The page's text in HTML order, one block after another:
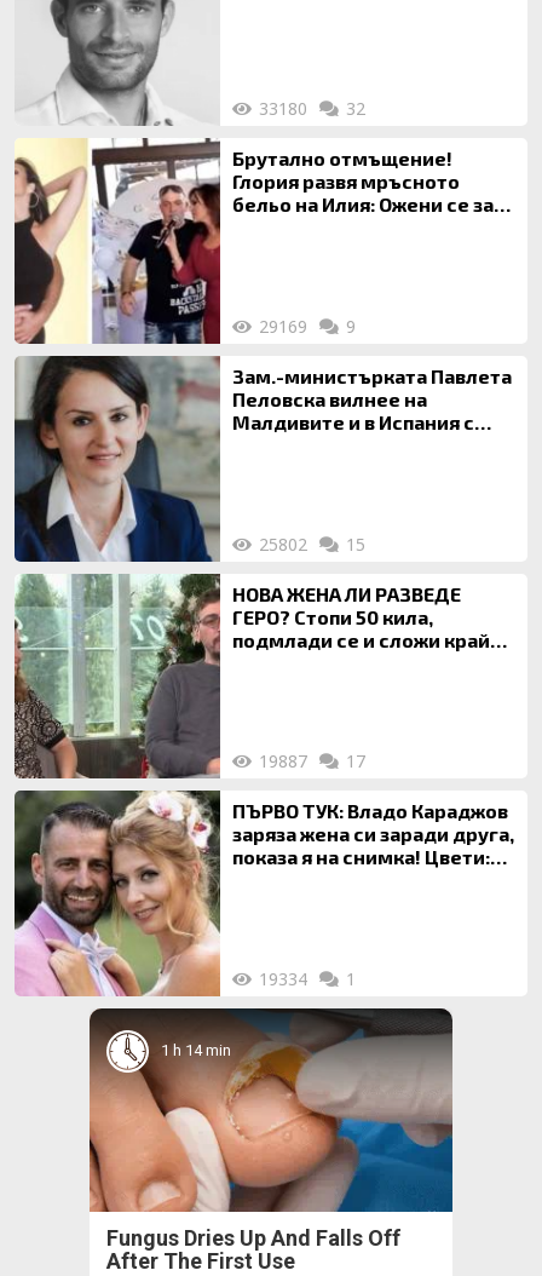
33180 32
Брутално отмъщение!
Глория развя мръсното
бельо на Илия: Ожени се за
29169 9
Зам.-министърката Павлета
Пеловска вилнее на
Малдивите и в Испания с
25802 15
НОВА ЖЕНА ЛИ РАЗВЕДЕ
ГЕРО? Стопи 50 кила,
подмлади се и сложи край
19887 17
ПЪРВО ТУК: Владо Караджов
заряза жена си заради друга,
показа я на снимка! Цвети:
19334 1
1 h 14 min
Fungus Dries Up And Falls Off
After The First Use